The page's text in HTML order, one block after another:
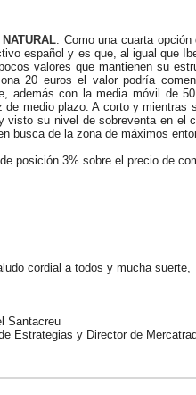
: Como una cuarta
español y es que, al igual que
valores que mantienen su
20 euros el valor podría
además con la media móvil de
de medio plazo. A corto y mientras
visto su nivel de sobreventa en el
busca de la zona de máximos
posición 3% sobre el precio de
cordial a todos y mucha suerte,
Santacreu
Estrategias y Director de